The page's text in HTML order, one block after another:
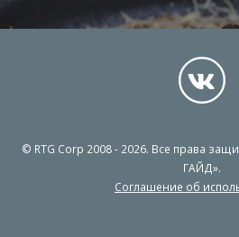
© RTG Corp 2008 - 2026. Все права
ГАЙД».
Соглашение об